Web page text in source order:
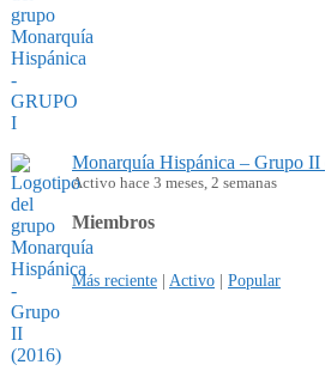
Monarquía Hispánica – Grupo II
Activo hace 3 meses, 2 semanas
Miembros
Más reciente | Activo | Popular